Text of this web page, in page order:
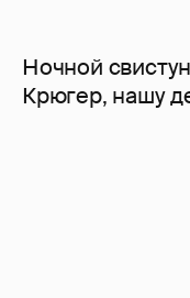
Ночной
Крюгер, нашу